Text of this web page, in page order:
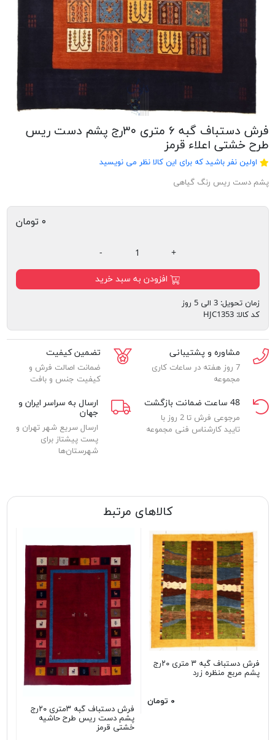
فرش دستباف گبه ۶ متری ۳۰رج پشم دست ریس
طرح خشتی اعلاء قرمز
اولین نفر باشید که برای این کالا نظر می نویسید
پشم دست ریس رنگ گیاهی
۰ تومان
- +
افزودن به سبد خرید
زمان تحویل: 3 الی 5 روز
کد کالا: HJC1353
مشاوره و پشتیبانی
7 روز هفته در ساعات کاری
مجموعه
تضمین کیفیت
ضمانت اصالت فرش و
کیفیت جنس و بافت
48 ساعت ضمانت بازگشت
مرجوعی فرش تا 2 روز با
تایید کارشناس فنی مجموعه
ارسال به سراسر ایران و
جهان
ارسال سریع شهر تهران و
پست پیشتاز برای
شهرستان‌ها
کالاهای مرتبط
فرش دستباف گبه ۳ متری ۲۰رج
پشم مربع منظره زرد
۰ تومان
فرش دستباف گبه ۳متری ۲۰رج
پشم دست ریس طرح حاشیه
خشتی قرمز